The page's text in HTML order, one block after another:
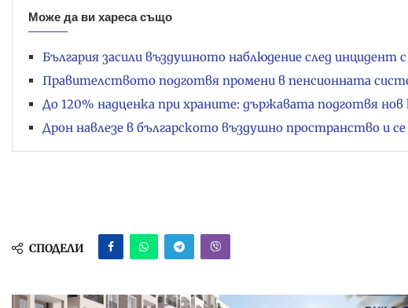
Може да ви хареса също
България засили въздушното наблюдение след инцидент
Правителството подготвя промени в пенсионната
До 120% надценка при храните: държавата подготвя
Дрон навлезе в българското въздушно пространство и
СПОДЕЛИ